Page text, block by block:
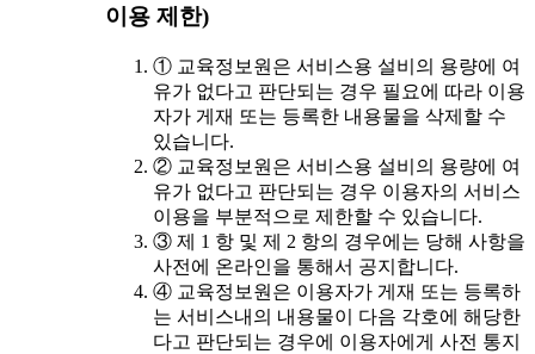
이용 제한)
① 교육정보원은 서비스용 설비의 용량에 여
유가 없다고 판단되는 경우 필요에 따라 이용
자가 게재 또는 등록한 내용물을 삭제할 수
있습니다.
② 교육정보원은 서비스용 설비의 용량에 여
유가 없다고 판단되는 경우 이용자의 서비스
이용을 부분적으로 제한할 수 있습니다.
③ 제 1 항 및 제 2 항의 경우에는 당해 사항을
사전에 온라인을 통해서 공지합니다.
④ 교육정보원은 이용자가 게재 또는 등록하
는 서비스내의 내용물이 다음 각호에 해당한
다고 판단되는 경우에 이용자에게 사전 통지